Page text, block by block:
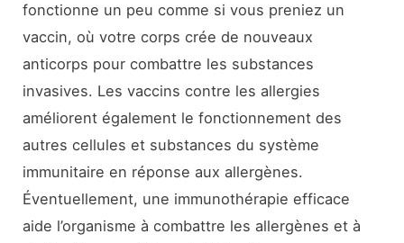
fonctionne un peu comme si vous preniez un
vaccin, où votre corps crée de nouveaux
anticorps pour combattre les substances
invasives. Les vaccins contre les allergies
améliorent également le fonctionnement des
autres cellules et substances du système
immunitaire en réponse aux allergènes.
Éventuellement, une immunothérapie efficace
aide l’organisme à combattre les allergènes et à